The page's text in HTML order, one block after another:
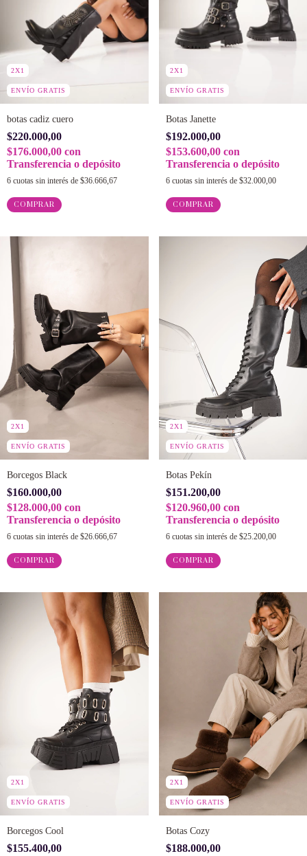
2X1
ENVÍO GRATIS
botas cadiz cuero
$220.000,00
$176.000,00 con
Transferencia o depósito
6 cuotas sin interés de $36.666,67
COMPRAR
2X1
ENVÍO GRATIS
Botas Janette
$192.000,00
$153.600,00 con
Transferencia o depósito
6 cuotas sin interés de $32.000,00
COMPRAR
2X1
ENVÍO GRATIS
Borcegos Black
$160.000,00
$128.000,00 con
Transferencia o depósito
6 cuotas sin interés de $26.666,67
COMPRAR
2X1
ENVÍO GRATIS
Botas Pekín
$151.200,00
$120.960,00 con
Transferencia o depósito
6 cuotas sin interés de $25.200,00
COMPRAR
2X1
ENVÍO GRATIS
Borcegos Cool
$155.400,00
2X1
ENVÍO GRATIS
Botas Cozy
$188.000,00